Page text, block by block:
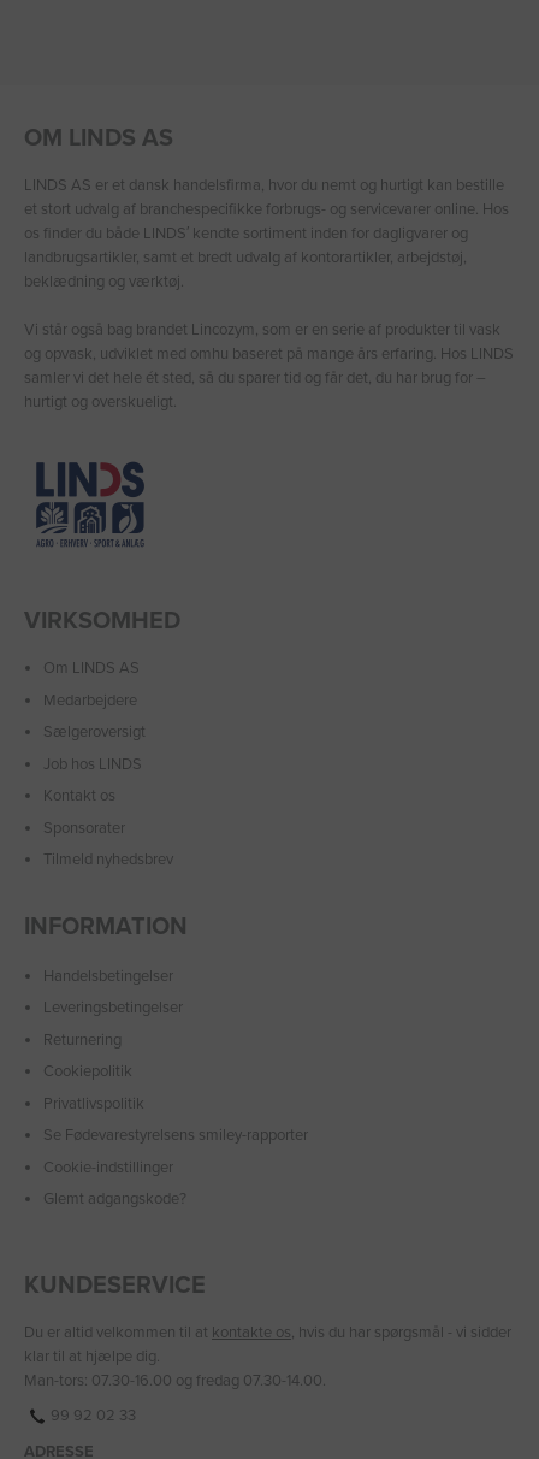
OM LINDS AS
LINDS AS er et dansk handelsfirma, hvor du nemt og hurtigt kan bestille
et stort udvalg af branchespecifikke forbrugs- og servicevarer online. Hos
os finder du både LINDS′ kendte sortiment inden for dagligvarer og
landbrugsartikler, samt et bredt udvalg af kontorartikler, arbejdstøj,
beklædning og værktøj.
Vi står også bag brandet Lincozym, som er en serie af produkter til vask
og opvask, udviklet med omhu baseret på mange års erfaring. Hos LINDS
samler vi det hele ét sted, så du sparer tid og får det, du har brug for –
hurtigt og overskueligt.
VIRKSOMHED
Om LINDS AS
Medarbejdere
Sælgeroversigt
Job hos LINDS
Kontakt os
Sponsorater
Tilmeld nyhedsbrev
INFORMATION
Handelsbetingelser
Leveringsbetingelser
Returnering
Cookiepolitik
Privatlivspolitik
Se Fødevarestyrelsens smiley-rapporter
Cookie-indstillinger
Glemt adgangskode?
KUNDESERVICE
Du er altid velkommen til at kontakte os, hvis du har spørgsmål - vi sidder
klar til at hjælpe dig.
Man-tors: 07.30-16.00 og fredag 07.30-14.00.
99 92 02 33
ADRESSE